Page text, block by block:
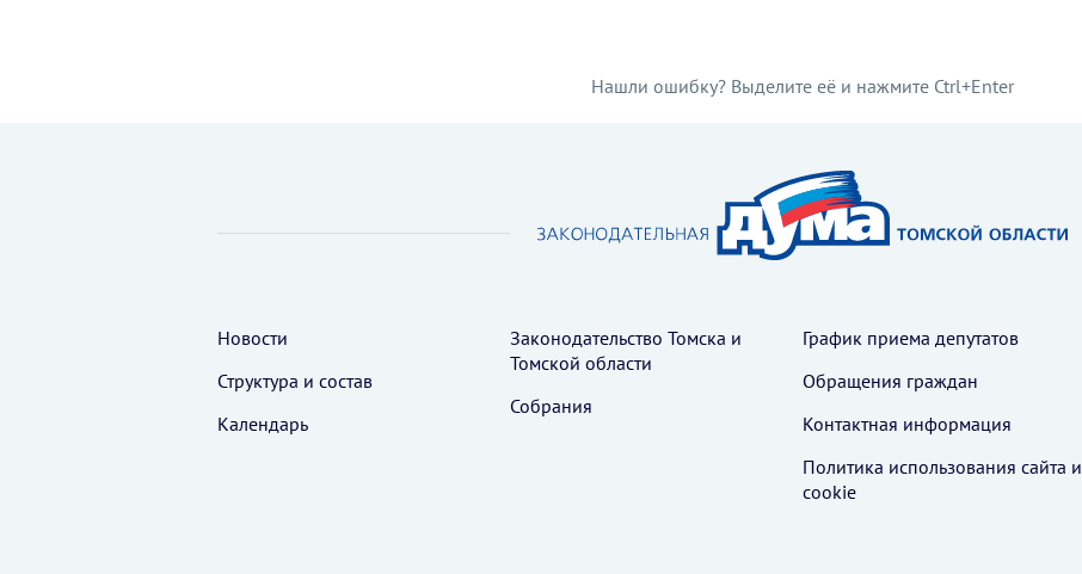
Нашли ошибку? Выделите её и нажмите Ctrl+Enter
Новости
Структура и состав
Календарь
Законодательство Томска и
Томской области
Собрания
График приема депутатов
Обращения граждан
Контактная информация
Политика использования cайта и
cookie